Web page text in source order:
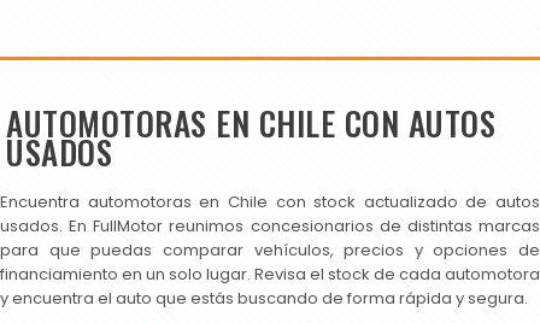
AUTOMOTORAS EN CHILE CON AUTOS
USADOS
Encuentra automotoras en Chile con stock actualizado de autos
usados. En FullMotor reunimos concesionarios de distintas marcas
para que puedas comparar vehículos, precios y opciones de
financiamiento en un solo lugar. Revisa el stock de cada automotora
y encuentra el auto que estás buscando de forma rápida y segura.